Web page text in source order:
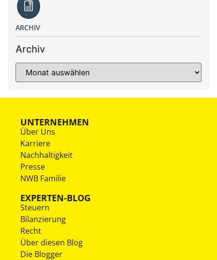
ARCHIV
Archiv
UNTERNEHMEN
Über Uns
Karriere
Nachhaltigkeit
Presse
NWB Familie
EXPERTEN-BLOG
Steuern
Bilanzierung
Recht
Über diesen Blog
Die Blogger